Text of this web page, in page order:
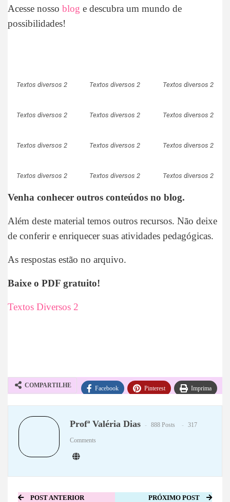
Acesse nosso blog e descubra um mundo de
possibilidades!
Textos diversos 2 Textos diversos 2 Textos diversos 2
Textos diversos 2 Textos diversos 2 Textos diversos 2
Textos diversos 2 Textos diversos 2 Textos diversos 2
Textos diversos 2 Textos diversos 2 Textos diversos 2
Venha conhecer outros conteúdos no blog.
Além deste material temos outros recursos. Não deixe
de conferir e enriquecer suas atividades pedagógicas.
As respostas estão no arquivo.
Baixe o PDF gratuito!
Textos Diversos 2
COMPARTILHE Facebook Pinterest Imprima
Profª Valéria Dias 888 Posts 317
Comments
POST ANTERIOR PRÓXIMO POST